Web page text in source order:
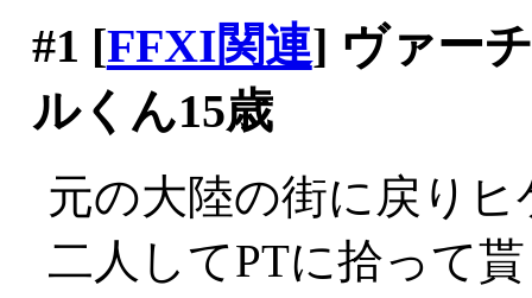
#1 [FFXI関連] ヴァー
ルくん15歳
元の大陸の街に戻り
二人してPTに拾って